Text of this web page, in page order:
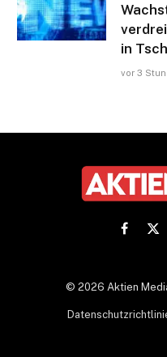
in
vor 3
X
© 2026 Aktien